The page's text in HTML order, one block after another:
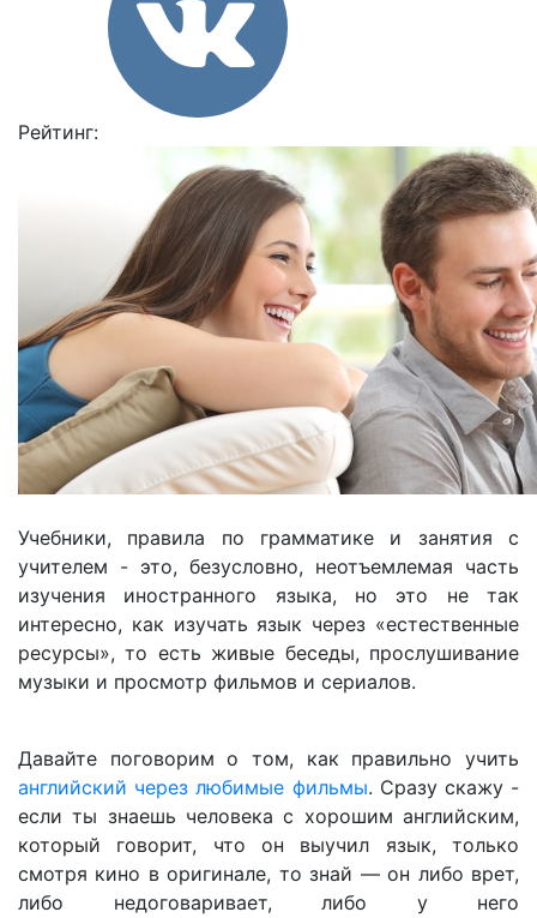
Рейтинг:
Учебники, правила по грамматике и занятия с
учителем - это, безусловно, неотъемлемая часть
изучения иностранного языка, но это не так
интересно, как изучать язык через «естественные
ресурсы», то есть живые беседы, прослушивание
музыки и просмотр фильмов и сериалов.
Давайте поговорим о том, как правильно учить
английский через любимые фильмы. Сразу скажу -
если ты знаешь человека с хорошим английским,
который говорит, что он выучил язык, только
смотря кино в оригинале, то знай — он либо врет,
либо недоговаривает, либо у него